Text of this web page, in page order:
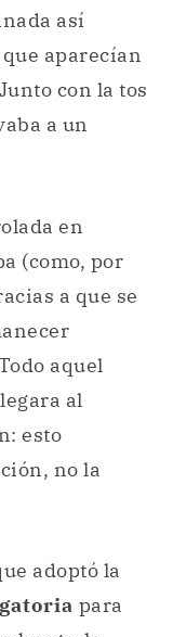
así
que aparecían
con la tos
a un
en
(como, por
a que se
aquel
al
esto
no la
adoptó la
para